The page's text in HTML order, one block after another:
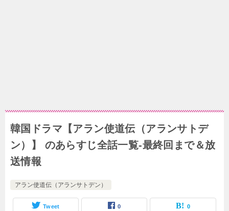
韓国ドラマ【アラン使道伝（アランサトデ
ン）】 のあらすじ全話一覧-最終回まで＆放
送情報
アラン使道伝（アランサトデン）
Tweet 0 0